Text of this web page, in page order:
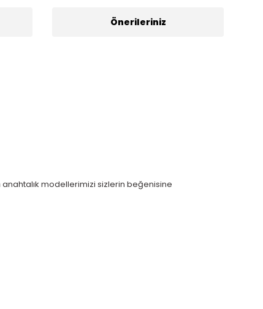
Önerileriniz
modellerimizi sizlerin beğenisine